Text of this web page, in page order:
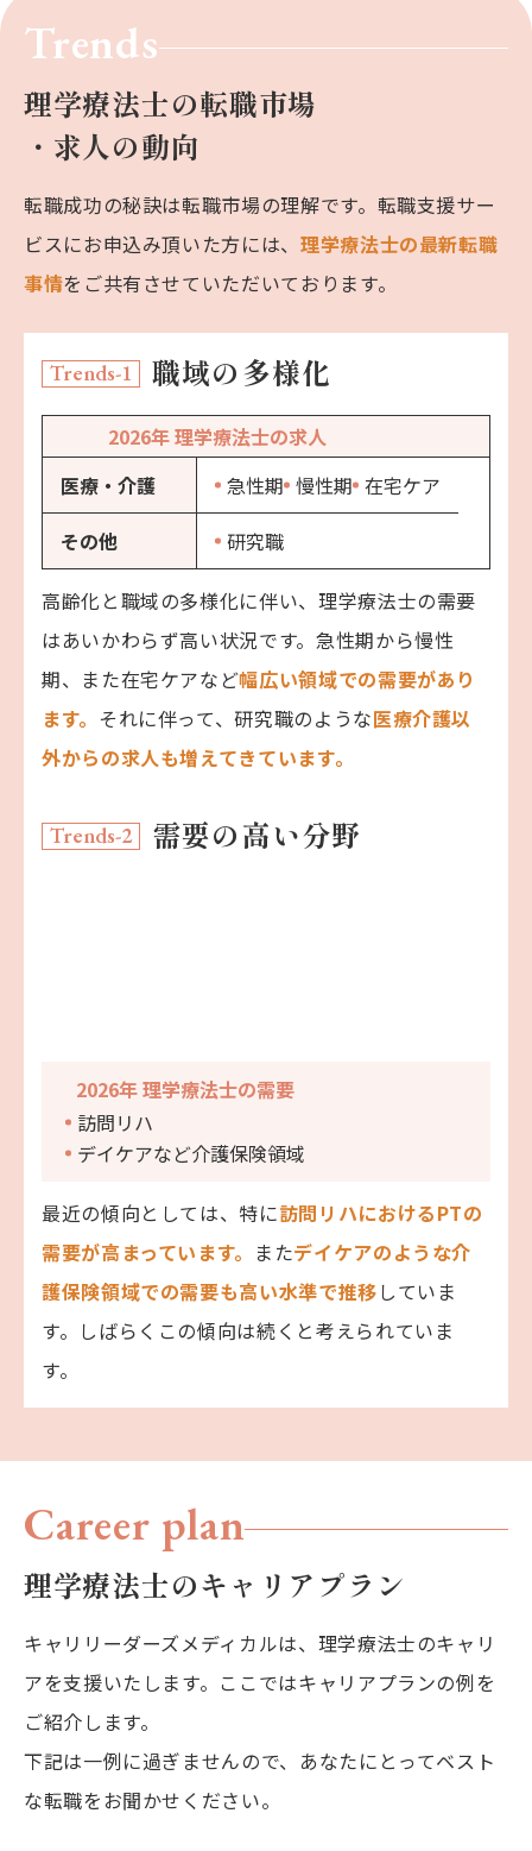
Trends
理学療法士の転職市場
・求人の動向
転職成功の秘訣は転職市場の理解です。 転職支援サー
ビスにお申込み頂いた方には、 理学療法士の最新転職
事情をご共有させていただいております。
Trends-1 職域の多様化
2026年理学療法士の求人
医療・介護
急性期 慢性期 在宅ケア
その他
研究職
高齢化と職域の多様化に伴い、理学療法士の需要
はあいかわらず高い状況です。急性期から慢性
期、また在宅ケアなど幅広い領域での需要があり
ます。 それに伴って、研究職のような医療介護以
外からの求人も増えてきています。
Trends-2 需要の高い分野
2026年理学療法士の需要
訪問リハ
デイケアなど介護保険領域
最近の傾向としては、特に訪問リハにおけるPTの
需要が高まっています。 またデイケアのような介
護保険領域での需要も高い水準で推移していま
す。しばらくこの傾向は続くと考えられていま
す。
Career plan
理学療法士のキャリアプラン
キャリリーダーズメディカルは、理学療法士のキャリ
アを支援いたします。 ここではキャリアプランの例を
ご紹介します。
下記は一例に過ぎませんので、あなたにとってベスト
な転職をお聞かせください。